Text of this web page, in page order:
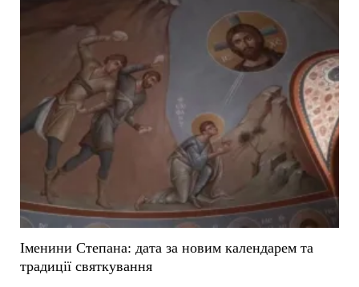
Іменини Степана: дата за новим календарем та
традиції святкування